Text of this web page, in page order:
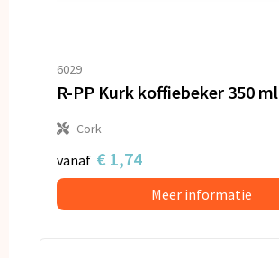
6029
R-PP Kurk koffiebeker 350 ml
Cork
vanaf € 1,74
Meer informatie